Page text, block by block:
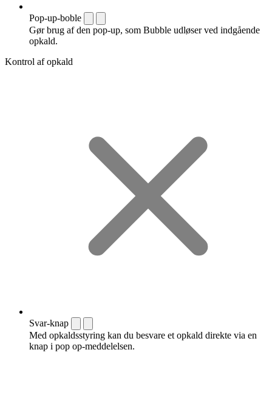
Pop-up-boble
Gør brug af den pop-up, som Bubble udløser ved indgående
opkald.
Kontrol af opkald
Svar-knap
Med opkaldsstyring kan du besvare et opkald direkte via en
knap i pop op-meddelelsen.